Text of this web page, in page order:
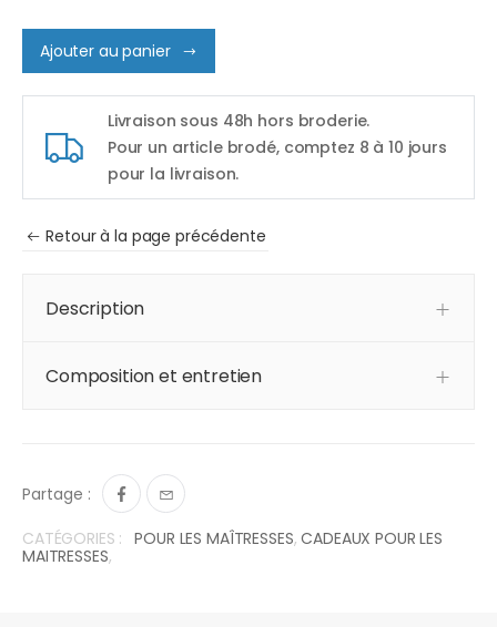
Ajouter au panier
Livraison sous 48h hors broderie.
Pour un article brodé, comptez 8 à 10 jours
pour la livraison.
Retour à la page précédente
Description
Composition et entretien
Partage :
CATÉGORIES : POUR LES MAÎTRESSES,CADEAUX POUR LES
MAITRESSES,